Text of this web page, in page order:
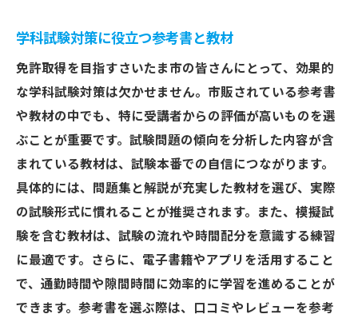
学科試験対策に役立つ参考書と教材
免許取得を目指すさいたま市の皆さんにとって、効果的
な学科試験対策は欠かせません。市販されている参考書
や教材の中でも、特に受講者からの評価が高いものを選
ぶことが重要です。試験問題の傾向を分析した内容が含
まれている教材は、試験本番での自信につながります。
具体的には、問題集と解説が充実した教材を選び、実際
の試験形式に慣れることが推奨されます。また、模擬試
験を含む教材は、試験の流れや時間配分を意識する練習
に最適です。さらに、電子書籍やアプリを活用すること
で、通勤時間や隙間時間に効率的に学習を進めることが
できます。参考書を選ぶ際は、口コミやレビューを参考